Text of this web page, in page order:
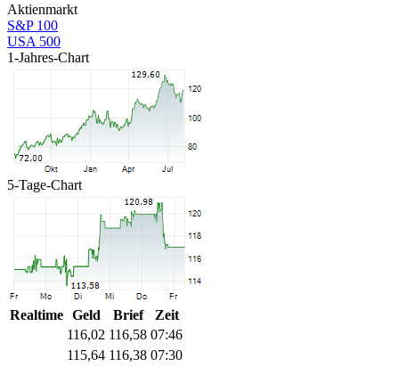
Aktienmarkt
S&P 100
USA 500
1-Jahres-Chart
5-Tage-Chart
Realtime Geld Brief
Zeit
116,02 116,58 07:46
115,64 116,38 07:30